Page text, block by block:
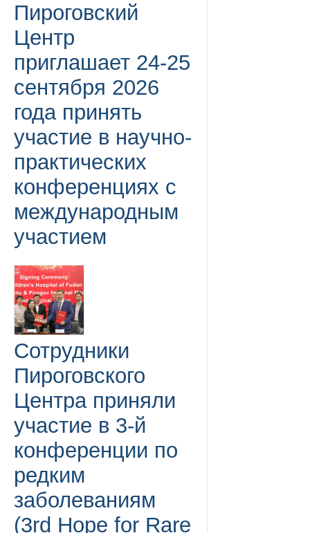
Пироговский
Центр
приглашает 24-25
сентября 2026
года принять
участие в научно-
практических
конференциях с
международным
участием
Сотрудники
Пироговского
Центра приняли
участие в 3-й
конференции по
редким
заболеваниям
(3rd Hope for Rare